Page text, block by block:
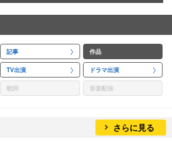
記事 作品
TV出演 ドラマ出演
歌詞 音楽配信
さらに見る